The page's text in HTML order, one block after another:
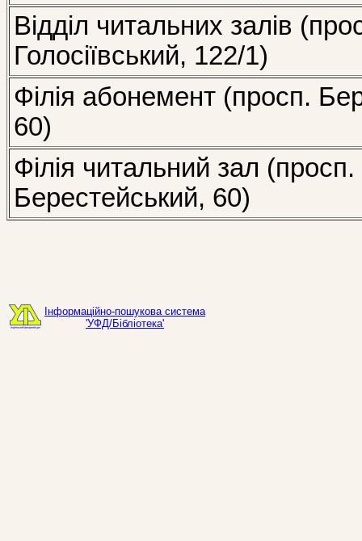
Відділ читальних залів
Голосіївський, 122/1)
Філія абонемент (просп.
60)
Філія читальний зал (просп.
Берестейський, 60)
Інформаційно-пошукова система
'УФД/Бібліотека'